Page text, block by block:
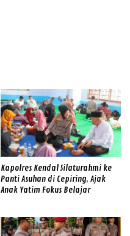
Kapolres Kendal Silaturahmi ke
Panti Asuhan di Cepiring, Ajak
Anak Yatim Fokus Belajar